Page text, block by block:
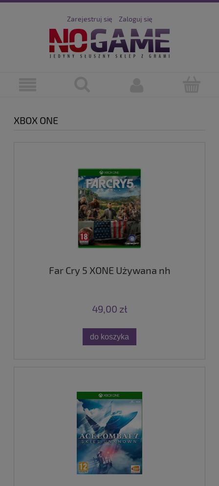
Zarejestruj się Zaloguj się
XBOX ONE
Far Cry 5 XONE Używana nh
49,00 zł
do koszyka